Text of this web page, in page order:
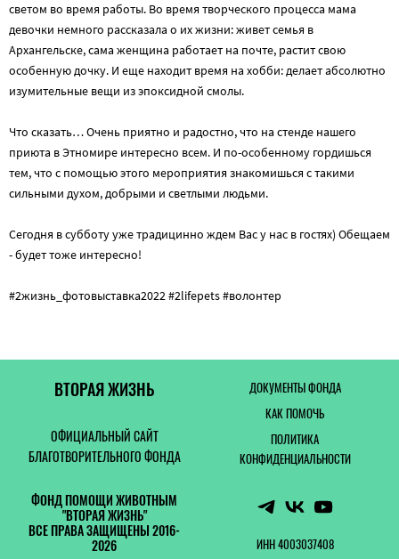
светом во время работы. Во время творческого процесса мама
девочки немного рассказала о их жизни: живет семья в
Архангельске, сама женщина работает на почте, растит свою
особенную дочку. И еще находит время на хобби: делает абсолютно
изумительные вещи из эпоксидной смолы.
Что сказать… Очень приятно и радостно, что на стенде нашего
приюта в Этномире интересно всем. И по-особенному гордишься
тем, что с помощью этого мероприятия знакомишься с такими
сильными духом, добрыми и светлыми людьми.
Сегодня в субботу уже традицинно ждем Вас у нас в гостях) Обещаем
- будет тоже интересно!
#2жизнь_фотовыставка2022 #2lifepets #волонтер
ВТОРАЯ ЖИЗНЬ
ОФИЦИАЛЬНЫЙ САЙТ
БЛАГОТВОРИТЕЛЬНОГО ФОНДА
ДОКУМЕНТЫ ФОНДА
КАК ПОМОЧЬ
ПОЛИТИКА
КОНФИДЕНЦИАЛЬНОСТИ
ФОНД ПОМОЩИ ЖИВОТНЫМ
"ВТОРАЯ ЖИЗНЬ"
ВСЕ ПРАВА ЗАЩИЩЕНЫ 2016-
2026
ИНН 4003037408